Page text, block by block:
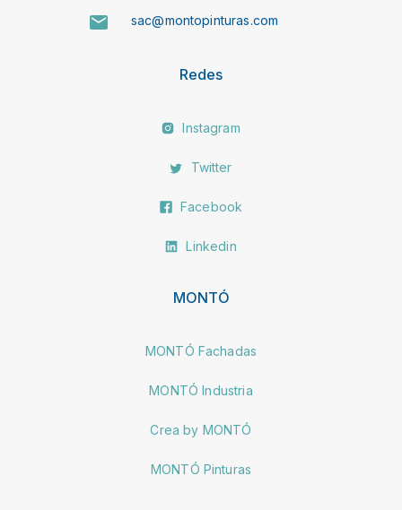
sac@montopinturas.com
Redes
Instagram
Twitter
Facebook
Linkedin
MONTÓ
MONTÓ Fachadas
MONTÓ Industria
Crea by MONTÓ
MONTÓ Pinturas